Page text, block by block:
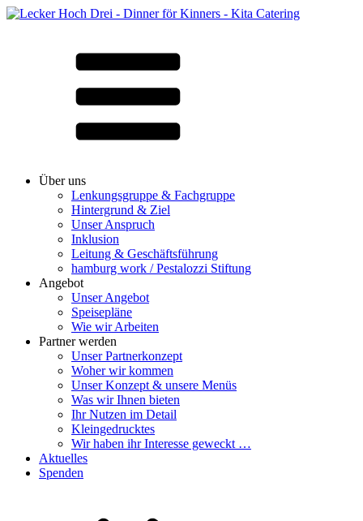
Über uns
Lenkungsgruppe & Fachgruppe
Hintergrund & Ziel
Unser Anspruch
Inklusion
Leitung & Geschäftsführung
hamburg work / Pestalozzi Stiftung
Angebot
Unser Angebot
Speisepläne
Wie wir Arbeiten
Partner werden
Unser Partnerkonzept
Woher wir kommen
Unser Konzept & unsere Menüs
Was wir Ihnen bieten
Ihr Nutzen im Detail
Kleingedrucktes
Wir haben ihr Interesse geweckt …
Aktuelles
Spenden